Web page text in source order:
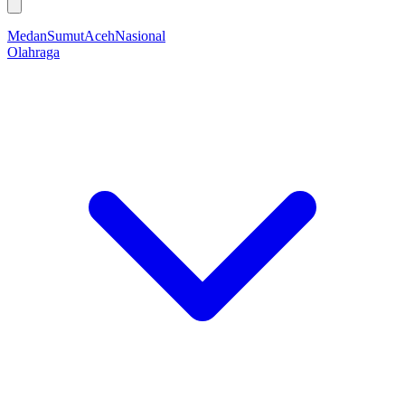
MedanSumutAcehNasional
Olahraga